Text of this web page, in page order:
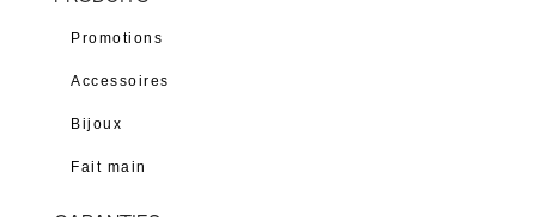
Promotions
Accessoires
Bijoux
Fait main